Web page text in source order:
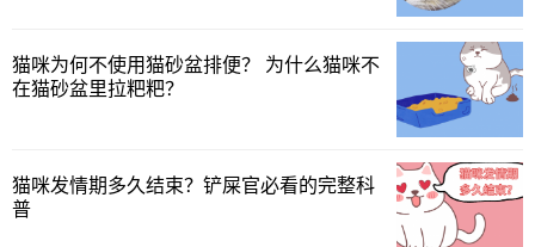
5、猫和白开水可以有效避免饮用水拉肚子；
6、肠道菌群紊乱可以使用活性益生菌，调养修复肠胃即
猫咪为何不使用猫砂盆排便？ 为什么猫咪不
在猫砂盆里拉粑粑？
猫咪发情期多久结束？铲屎官必看的完整科
普